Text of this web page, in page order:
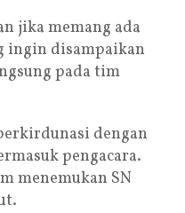
jika memang ada
ingin disampaikan
pada tim
dengan
pengacara.
menemukan SN